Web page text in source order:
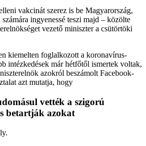
vakcinát szerez is be Magyarország,
ingyenessé teszi majd – közölte
vezető miniszter a csütörtöki
kiemelten foglalkozott a koronavírus-
intézkedések már hétfőtől ismertek voltak,
azokról beszámolt Facebook-
azt mutatja, hogy
vették a szigorú
betartják azokat